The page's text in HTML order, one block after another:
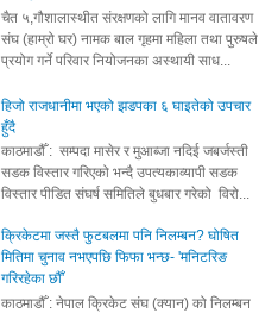
चैत ५,गौशालास्थीत संरक्षणको लागि मानव वातावरण
संघ (हाम्रो घर) नामक बाल गृहमा महिला तथा पुरुषले
प्रयोग गर्ने परिवार नियोजनका अस्थायी साध...
हिजो राजधानीमा भएको झडपका ६ घाइतेको उपचार
हुँदै
काठमाडौँ : सम्पदा मासेर र मुआब्जा नदिई जबर्जस्ती
सडक विस्तार गरिएको भन्दै उपत्यकाव्यापी सडक
विस्तार पीडित संघर्ष समितिले बुधबार गरेको विरो...
क्रिकेटमा जस्तै फुटबलमा पनि निलम्बन? घोषित
मितिमा चुनाव नभएपछि फिफा भन्छ- 'मनिटरिङ
गरिरहेका छौँ'
काठमाडौँ : नेपाल क्रिकेट संघ (क्यान) को निलम्बन